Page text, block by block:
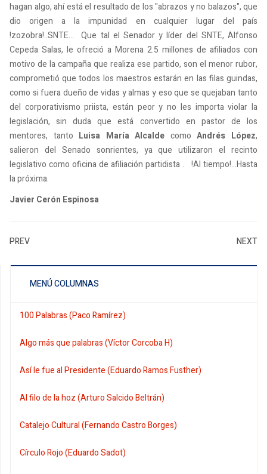
hagan algo, ahí está el resultado de los "abrazos y no balazos", que
dio origen a la impunidad en cualquier lugar del país
!zozobra!..SNTE... Que tal el Senador y líder del SNTE, Alfonso
Cepeda Salas, le ofreció a Morena 2.5 millones de afiliados con
motivo de la campaña que realiza ese partido, son el menor rubor,
comprometió que todos los maestros estarán en las filas guindas,
como si fuera dueño de vidas y almas y eso que se quejaban tanto
del corporativismo priista, están peor y no les importa violar la
legislación, sin duda que está convertido en pastor de los
mentores, tanto Luisa María Alcalde como Andrés López,
salieron del Senado sonrientes, ya que utilizaron el recinto
legislativo como oficina de afiliación partidista . !Al tiempo!...Hasta
la próxima.
Javier Cerón Espinosa
PREV NEXT
MENÚ COLUMNAS
100 Palabras (Paco Ramírez)
Algo más que palabras (Víctor Corcoba H)
Así le fue al Presidente (Eduardo Ramos Fusther)
Al filo de la hoz (Arturo Salcido Beltrán)
Catalejo Cultural (Fernando Castro Borges)
Círculo Rojo (Eduardo Sadot)